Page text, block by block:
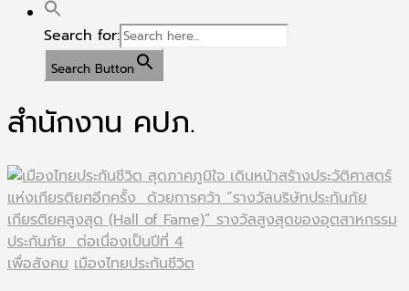
Search for:
Search Button
สำนักงาน คปภ.
เพื่อสังคม เมืองไทยประกันชีวิต